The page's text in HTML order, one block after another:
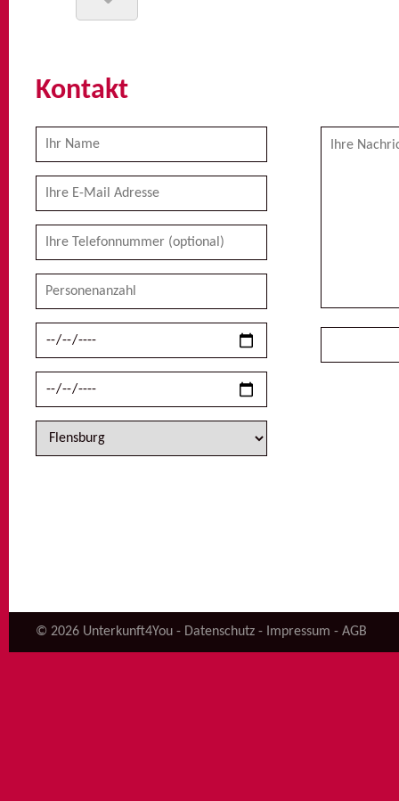
Kontakt
© 2026 Unterkunft4You - Datenschutz - Impressum - AGB